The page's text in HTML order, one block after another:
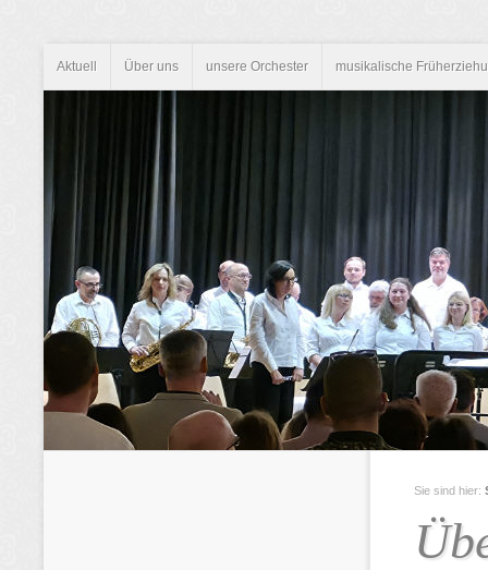
Aktuell Über uns unsere Orchester musikalische
Sie sind hier: